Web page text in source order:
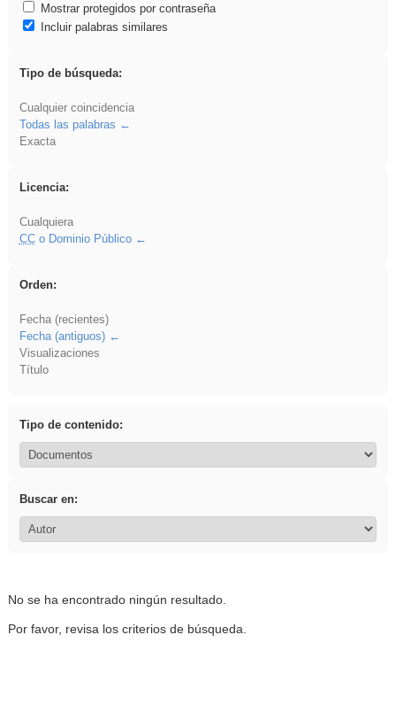
Mostrar protegidos por contraseña
Incluir palabras similares
Tipo de búsqueda:
Cualquier coincidencia
Todas las palabras
Exacta
Licencia:
Cualquiera
CCo Dominio Público
Orden:
Fecha (recientes)
Fecha (antiguos)
Visualizaciones
Título
Tipo de contenido:
Buscar en:
No se ha encontrado ningún resultado.
Por favor, revisa los criterios de búsqueda.